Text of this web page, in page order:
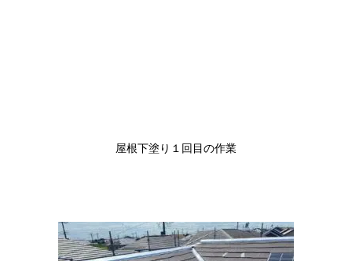
屋根下塗り１回目の作業